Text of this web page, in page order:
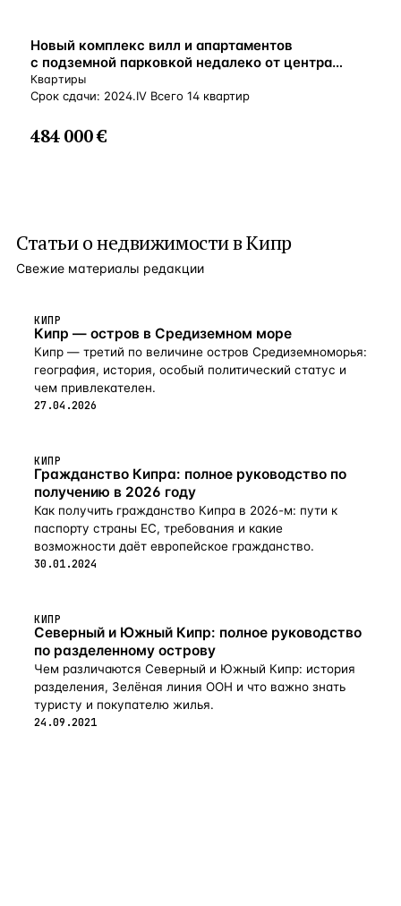
ВНЖ
Новый комплекс вилл и апартаментов
с подземной парковкой недалеко от центра
Лимассола, Агиос-Афанасиос, Кипр
Квартиры
Срок сдачи: 2024.IV Всего 14 квартир
484 000 €
Статьи онедвижимости в Кипр
Свежие материалы редакции
КИПР
Кипр — остров в Средиземном море
Кипр — третий по величине остров Средиземноморья:
география, история, особый политический статус и
чем привлекателен.
27.04.2026
КИПР
Гражданство Кипра: полное руководство по
получению в 2026 году
Как получить гражданство Кипра в 2026-м: пути к
паспорту страны ЕС, требования и какие
возможности даёт европейское гражданство.
30.01.2024
КИПР
Северный и Южный Кипр: полное руководство
по разделенному острову
Чем различаются Северный и Южный Кипр: история
разделения, Зелёная линия ООН и что важно знать
туристу и покупателю жилья.
24.09.2021